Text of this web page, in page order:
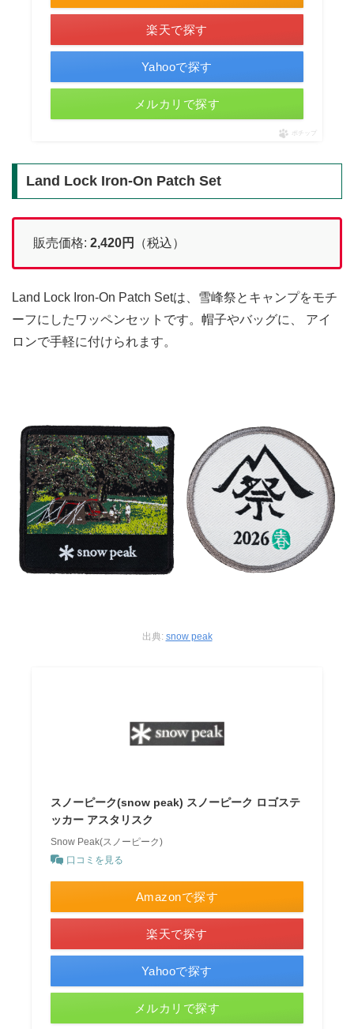
楽天で探す
Yahooで探す
メルカリで探す
ポチップ
Land Lock Iron-On Patch Set
販売価格: 2,420円 （税込）
Land Lock Iron-On Patch Setは、雪峰祭とキャンプをモチ
ーフにしたワッペンセットです。帽子やバッグに、 アイ
ロンで手軽に付けられます。
出典: snow peak
スノーピーク(snow peak) スノーピーク ロゴステ
ッカー アスタリスク
Snow Peak(スノーピーク)
口コミを見る
Amazonで探す
楽天で探す
Yahooで探す
メルカリで探す